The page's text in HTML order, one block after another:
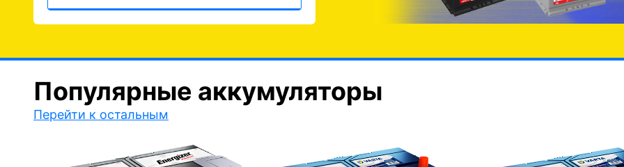
Популярные аккумуляторы
Перейти к остальным